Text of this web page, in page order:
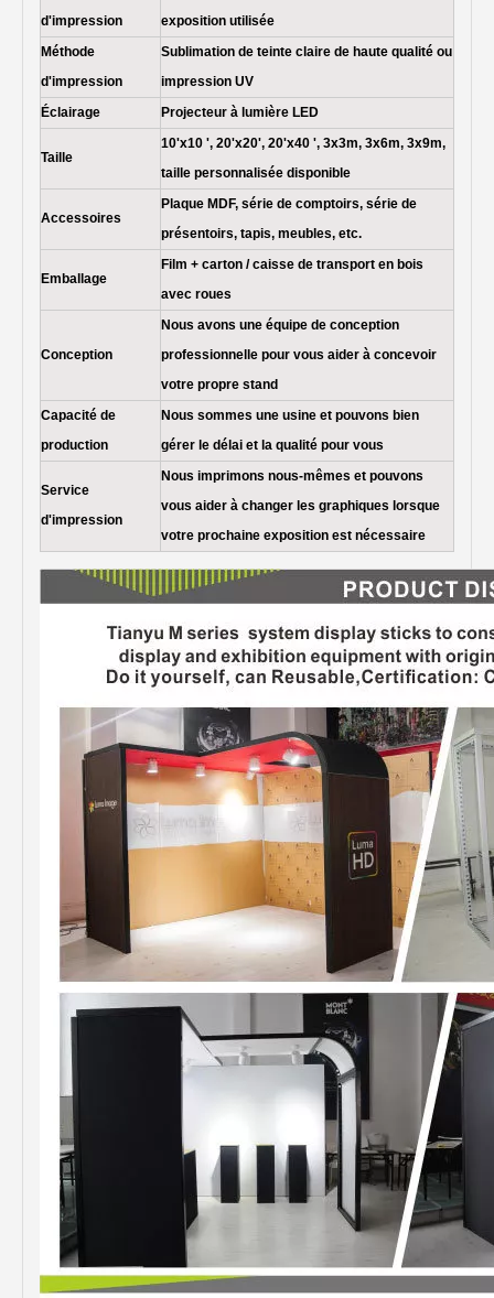
d'impression
exposition utilisée
Méthode
d'impression
Sublimation de teinte claire de haute qualité ou
impression UV
Éclairage
Projecteur à lumière LED
Taille
10'x10 ', 20'x20', 20'x40 ', 3x3m, 3x6m, 3x9m,
taille personnalisée disponible
Accessoires
Plaque MDF, série de comptoirs, série de
présentoirs, tapis, meubles, etc.
Emballage
Film + carton / caisse de transport en bois
avec roues
Conception
Nous avons une équipe de conception
professionnelle pour vous aider à concevoir
votre propre stand
Capacité de
production
Nous sommes une usine et pouvons bien
gérer le délai et la qualité pour vous
Service
d'impression
Nous imprimons nous-mêmes et pouvons
vous aider à changer les graphiques lorsque
votre prochaine exposition est nécessaire